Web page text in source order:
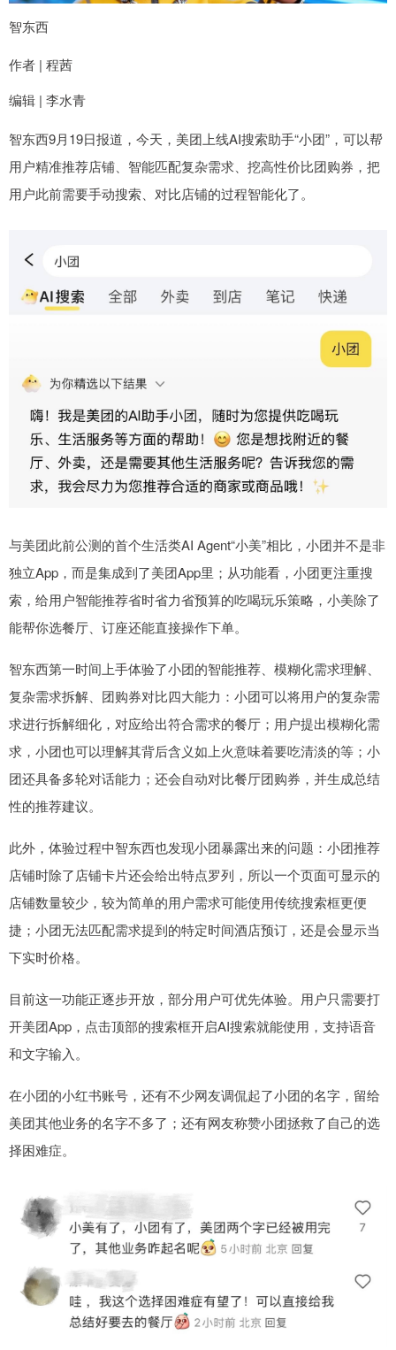
智东西
作者 | 程茜
编辑 | 李水青
智东西9月19日报道，今天，美团上线AI搜索助手“小团”，可以帮
用户精准推荐店铺、智能匹配复杂需求、挖高性价比团购券，把
用户此前需要手动搜索、对比店铺的过程智能化了。
与美团此前公测的首个生活类AI Agent“小美”相比，小团并不是非
独立App，而是集成到了美团App里；从功能看，小团更注重搜
索，给用户智能推荐省时省力省预算的吃喝玩乐策略，小美除了
能帮你选餐厅、订座还能直接操作下单。
智东西第一时间上手体验了小团的智能推荐、模糊化需求理解、
复杂需求拆解、团购券对比四大能力：小团可以将用户的复杂需
求进行拆解细化，对应给出符合需求的餐厅；用户提出模糊化需
求，小团也可以理解其背后含义如上火意味着要吃清淡的等；小
团还具备多轮对话能力；还会自动对比餐厅团购券，并生成总结
性的推荐建议。
此外，体验过程中智东西也发现小团暴露出来的问题：小团推荐
店铺时除了店铺卡片还会给出特点罗列，所以一个页面可显示的
店铺数量较少，较为简单的用户需求可能使用传统搜索框更便
捷；小团无法匹配需求提到的特定时间酒店预订，还是会显示当
下实时价格。
目前这一功能正逐步开放，部分用户可优先体验。用户只需要打
开美团App，点击顶部的搜索框开启AI搜索就能使用，支持语音
和文字输入。
在小团的小红书账号，还有不少网友调侃起了小团的名字，留给
美团其他业务的名字不多了；还有网友称赞小团拯救了自己的选
择困难症。